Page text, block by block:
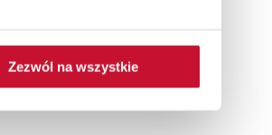
Zezwól na wszystkie